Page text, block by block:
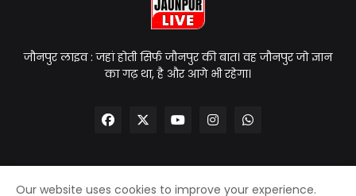
जौनपुर लाइव : जहां होती सिर्फ जौनपुर की बात। वह जौनपुर जो ज्ञान
का गढ़ था, है और आगे भी रहेगा।
Our website uses cookies to improve your experience.